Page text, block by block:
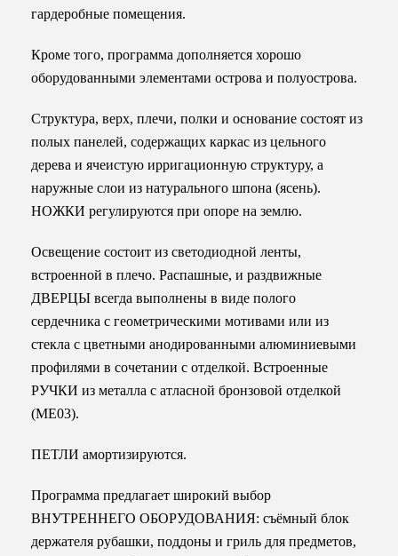
О
СОБЫТИЯ
КОНТАКТЫ
ЯЗЫК
гардеробные помещения.
Кроме того, программа дополняется хорошо
оборудованными элементами острова и полуострова.
Структура, верх, плечи, полки и основание состоят из
полых панелей, содержащих каркас из цельного
дерева и ячеистую ирригационную структуру, а
наружные слои из натурального шпона (ясень).
НОЖКИ регулируются при опоре на землю.
Освещение состоит из светодиодной ленты,
встроенной в плечо. Распашные, и раздвижные
ДВЕРЦЫ всегда выполнены в виде полого
сердечника с геометрическими мотивами или из
стекла с цветными анодированными алюминиевыми
профилями в сочетании с отделкой. Встроенные
РУЧКИ из металла с атласной бронзовой отделкой
(ME03).
ПЕТЛИ амортизируются.
Программа предлагает широкий выбор
ВНУТРЕННЕГО ОБОРУДОВАНИЯ: съёмный блок
держателя рубашки, поддоны и гриль для предметов,